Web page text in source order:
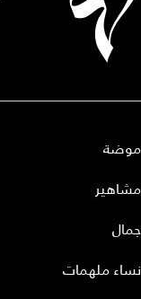
موضة
مشاهير
جمال
نساء ملهمات